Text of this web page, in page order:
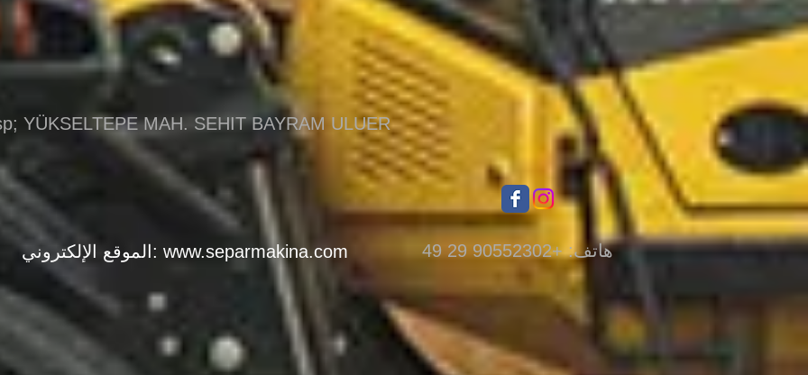
YÜKSELTEPE MAH. SEHIT BAYRAM ULUER
الموقع الإلكتروني: www.separmakina.com هاتف: +90552302 29 49